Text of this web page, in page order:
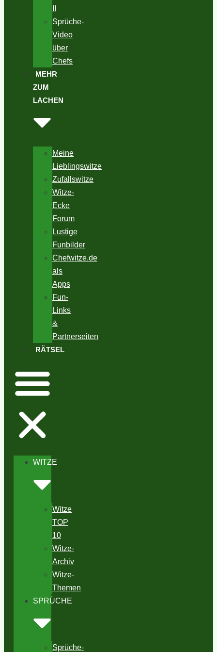
Sprüche-
Video
über
Chefs
MEHR
ZUM
LACHEN
Meine
Lieblingswitze
Zufallswitze
Witze-
Ecke
Forum
Lustige
Funbilder
Chefwitze.de
als
Apps
Fun-
Links
&
Partnerseiten
RÄTSEL
WITZE
Witze
TOP
10
Witze-
Archiv
Witze-
Themen
SPRÜCHE
Sprüche-